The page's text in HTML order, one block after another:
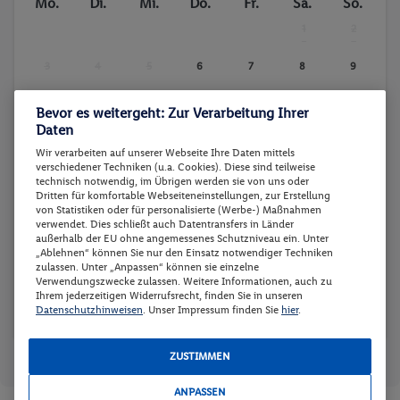
Anzahl der Pools
beheizbare Pools
- - -
6
-
7
-
8
-
9
-
10
11 12 13 14 15
17
ab
133 €
18
ab
201 €
19
ab
201 €
20
ab
133 €
21
ab
133 €
22
ab
201 €
24
ab
133 €
25
ab
201 €
26
ab
201 €
27
ab
201 €
28
ab
201 €
ab
133 €
31
-
Günstigster Preis p.P.
Bevor es weitergeht: Zur Verarbeitung Ihrer
Daten
Wir verarbeiten auf unserer Webseite Ihre Daten mittels
verschiedener Techniken (u.a. Cookies). Diese sind teilweise
technisch notwendig, im Übrigen werden sie von uns oder
Dritten für komfortable Webseiteneinstellungen, zur Erstellung
von Statistiken oder für personalisierte (Werbe-) Maßnahmen
verwendet. Dies schließt auch Datentransfers in Länder
außerhalb der EU ohne angemessenes Schutzniveau ein. Unter
„Ablehnen“ können Sie nur den Einsatz notwendiger Techniken
zulassen. Unter „Anpassen“ können sie einzelne
Verwendungszwecke zulassen. Weitere Informationen, auch zu
Ihrem jederzeitigen Widerrufsrecht, finden Sie in unseren
Datenschutzhinweisen. Unser Impressum finden Sie hier.
ZUSTIMMEN
ANPASSEN